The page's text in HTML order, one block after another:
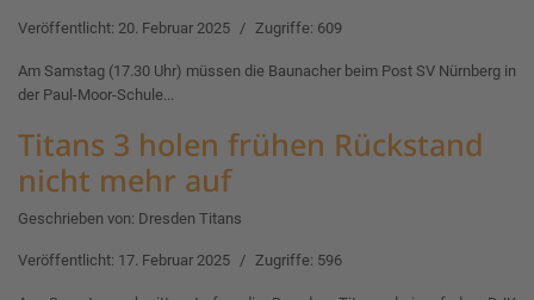
Veröffentlicht: 20. Februar 2025 Zugriffe: 609
Am Samstag (17.30 Uhr) müssen die Baunacher beim Post SV Nürnberg in
der Paul-Moor-Schule...
Titans 3 holen frühen Rückstand
nicht mehr auf
Geschrieben von: Dresden Titans
Veröffentlicht: 17. Februar 2025 Zugriffe: 596